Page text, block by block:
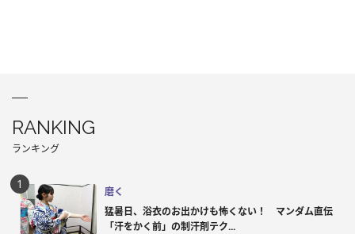
RANKING
ランキング
磨く
猛暑日、浴衣のお出かけも怖くない！ マンダム直伝
「汗をかく前」の制汗剤テク...